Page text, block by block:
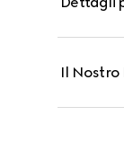
Il Nostro